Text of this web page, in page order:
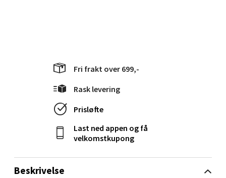
Beskrivelse
Fri frakt over 699,-
Rask levering
Prisløfte
Last ned appen og få
velkomstkupong
Kristiansand - Markens
Kristiansand
Åpent i dag 09-18